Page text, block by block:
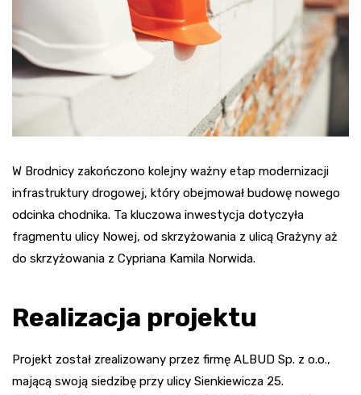
W Brodnicy zakończono kolejny ważny etap modernizacji
infrastruktury drogowej, który obejmował budowę nowego
odcinka chodnika. Ta kluczowa inwestycja dotyczyła
fragmentu ulicy Nowej, od skrzyżowania z ulicą Grażyny aż
do skrzyżowania z Cypriana Kamila Norwida.
Realizacja projektu
Projekt został zrealizowany przez firmę ALBUD Sp. z o.o.,
mającą swoją siedzibę przy ulicy Sienkiewicza 25.